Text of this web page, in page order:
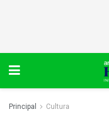
Principal Cultura